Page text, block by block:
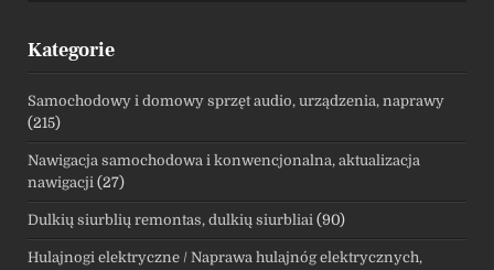
Kategorie
Samochodowy i domowy sprzęt audio, urządzenia, naprawy
(215)
Nawigacja samochodowa i konwencjonalna, aktualizacja
nawigacji (27)
Dulkių siurblių remontas, dulkių siurbliai (90)
Hulajnogi elektryczne / Naprawa hulajnóg elektrycznych,